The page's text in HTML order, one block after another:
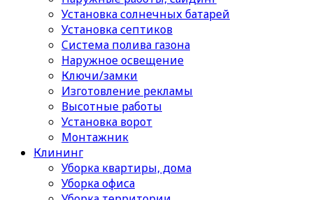
Установка солнечных батарей
Установка септиков
Cистема полива газона
Наружное освещение
Ключи/замки
Изготовление рекламы
Высотные работы
Установка ворот
Монтажник
Клининг
Уборка квартиры, дома
Уборка офиса